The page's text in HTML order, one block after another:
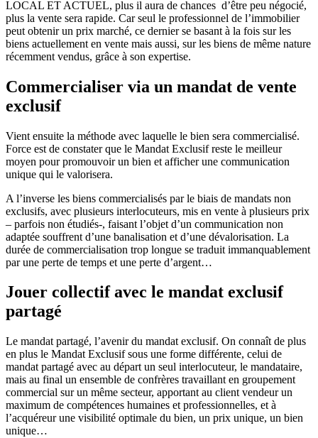
LOCAL ET ACTUEL, plus il aura de chances d’être peu négocié,
plus la vente sera rapide. Car seul le professionnel de l’immobilier
peut obtenir un prix marché, ce dernier se basant à la fois sur les
biens actuellement en vente mais aussi, sur les biens de même nature
récemment vendus, grâce à son expertise.
Commercialiser via un mandat de vente
exclusif
Vient ensuite la méthode avec laquelle le bien sera commercialisé.
Force est de constater que le Mandat Exclusif reste le meilleur
moyen pour promouvoir un bien et afficher une communication
unique qui le valorisera.
A l’inverse les biens commercialisés par le biais de mandats non
exclusifs, avec plusieurs interlocuteurs, mis en vente à plusieurs prix
– parfois non étudiés-, faisant l’objet d’un communication non
adaptée souffrent d’une banalisation et d’une dévalorisation. La
durée de commercialisation trop longue se traduit immanquablement
par une perte de temps et une perte d’argent…
Jouer collectif avec le mandat exclusif
partagé
Le mandat partagé, l’avenir du mandat exclusif. On connaît de plus
en plus le Mandat Exclusif sous une forme différente, celui de
mandat partagé avec au départ un seul interlocuteur, le mandataire,
mais au final un ensemble de confrères travaillant en groupement
commercial sur un même secteur, apportant au client vendeur un
maximum de compétences humaines et professionnelles, et à
l’acquéreur une visibilité optimale du bien, un prix unique, un bien
unique…